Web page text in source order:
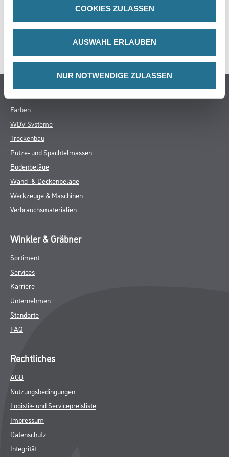
COOKIES ZULASSEN
AUSWAHL ERLAUBEN
NUR NOTWENDIGE ZULASSEN
SPEZIFIKATIONEN
Online-Shop
Farben
WDV-Systeme
Trockenbau
Putze- und Spachtelmassen
Bodenbeläge
Wand- & Deckenbeläge
Werkzeuge & Maschinen
Verbrauchsmaterialien
Winkler & Gräbner
Sortiment
Services
Karriere
Unternehmen
Standorte
FAQ
Rechtliches
AGB
Nutzungsbedingungen
Logistik- und Servicepreisliste
Impressum
Datenschutz
Integrität